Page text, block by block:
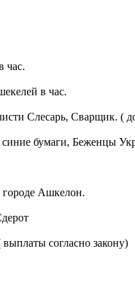
час.
в час.
Слесарь, Сварщик. (
бумаги, Беженцы
городе Ашкелон.
согласно закону)